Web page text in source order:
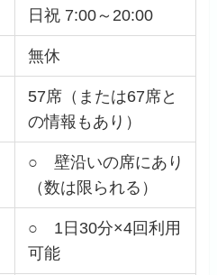
日祝 7:00～20:00
無休
57席（または67席と
の情報もあり）
○ 壁沿いの席にあり
（数は限られる）
○ 1日30分×4回利用
可能